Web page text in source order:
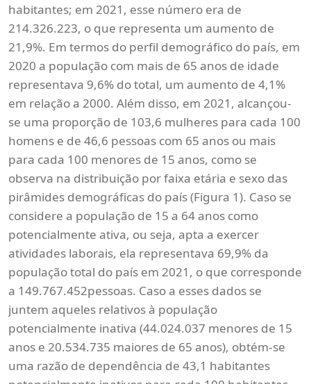
habitantes; em 2021, esse número era de
214.326.223, o que representa um aumento de
21,9%. Em termos do perfil demográfico do país, em
2020 a população com mais de 65 anos de idade
representava 9,6% do total, um aumento de 4,1%
em relação a 2000. Além disso, em 2021, alcançou-
se uma proporção de 103,6 mulheres para cada 100
homens e de 46,6 pessoas com 65 anos ou mais
para cada 100 menores de 15 anos, como se
observa na distribuição por faixa etária e sexo das
pirâmides demográficas do país (Figura 1). Caso se
considere a população de 15 a 64 anos como
potencialmente ativa, ou seja, apta a exercer
atividades laborais, ela representava 69,9% da
população total do país em 2021, o que corresponde
a 149.767.452pessoas. Caso a esses dados se
juntem aqueles relativos à população
potencialmente inativa (44.024.037 menores de 15
anos e 20.534.735 maiores de 65 anos), obtém-se
uma razão de dependência de 43,1 habitantes